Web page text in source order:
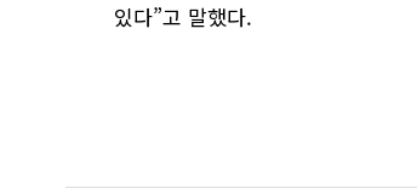
있다”고 말했다.